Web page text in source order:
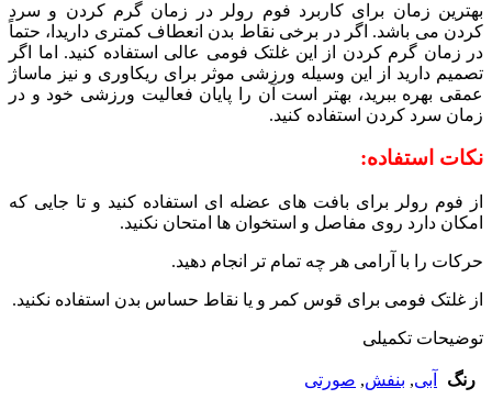
بهترین زمان برای کاربرد فوم رولر در زمان گرم کردن و سرد
کردن می باشد. اگر در برخی نقاط بدن انعطاف کمتری داریدا، حتماً
در زمان گرم کردن از این غلتک فومی عالی استفاده کنید. اما اگر
تصمیم دارید از این وسیله ورزشی موثر برای ریکاوری و نیز ماساژ
عمقی بهره ببرید، بهتر است آن را پایان فعالیت ورزشی خود و در
زمان سرد کردن استفاده کنید.
نکات استفاده:
از فوم رولر برای بافت های عضله ای استفاده کنید و تا جایی که
امکان دارد روی مفاصل و استخوان ها امتحان نکنید.
حرکات را با آرامی هر چه تمام تر انجام دهید.
از غلتک فومی برای قوس کمر و یا نقاط حساس بدن استفاده نکنید.
توضیحات تکمیلی
رنگ آبی, بنفش, صورتی